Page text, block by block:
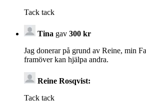
Tack tack
Tina gav 300 kr
Jag donerar på grund av Reine, min
framöver kan hjälpa andra.
Reine Rosqvist:
Tack tack